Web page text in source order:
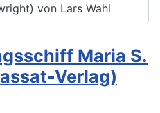
von Lars Wahl
Maria S.
Verlag)